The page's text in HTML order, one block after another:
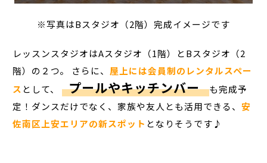
※写真はBスタジオ（2階）完成イメージです
レッスンスタジオはAスタジオ（1階）とBスタジオ（2
階）の２つ。 さらに、 屋上には会員制のレンタルスペー
ス として、 プールやキッチンバー も完成予
定！ダンスだけでなく、家族や友人とも活用できる、安
佐南区上安エリアの新スポット となりそうです♪